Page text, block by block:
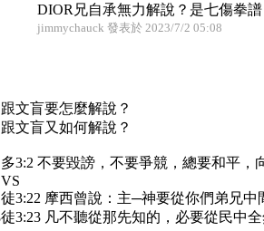
DIOR兄自承無力解說？是七傷拳譜
jimmychauck 發表於 2023/7/2 05:08
跟文盲要怎麼解說？
跟文盲又如何解說？
多3:2 不要毀謗，不要爭競，總要和平，
VS
徒3:22 摩西曾說：主─神要從你們弟兄
徒3:23 凡不聽從那先知的，必要從民中全